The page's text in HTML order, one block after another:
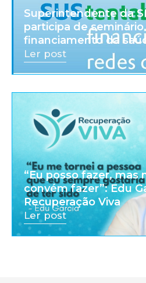
Superintendente da
participa de seminário
financiamento da
Ler post
“Eu posso fazer, mas
convém fazer”: Edu
Recuperação Viva
Ler post